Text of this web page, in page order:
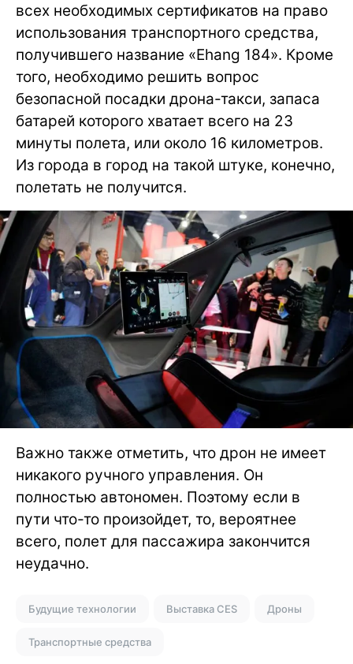
всех необходимых сертификатов на право
использования транспортного средства,
получившего название «Ehang 184». Кроме
того, необходимо решить вопрос
безопасной посадки дрона-такси, запаса
батарей которого хватает всего на 23
минуты полета, или около 16 километров.
Из города в город на такой штуке, конечно,
полетать не получится.
Важно также отметить, что дрон не имеет
никакого ручного управления. Он
полностью автономен. Поэтому если в
пути что-то произойдет, то, вероятнее
всего, полет для пассажира закончится
неудачно.
Будущие технологии Выставка CES Дроны
Транспортные средства